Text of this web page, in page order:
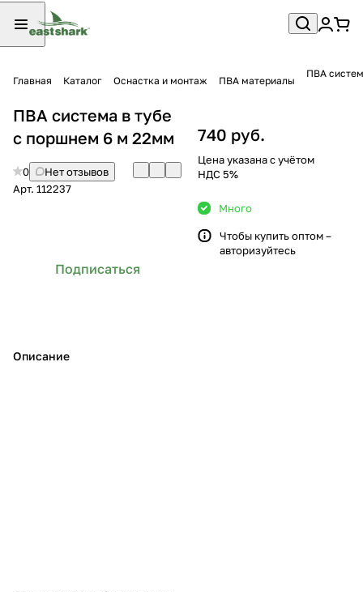
Главная Каталог Оснастка и монтаж ПВА материалы
ПВА
ПВА система в тубе
с поршнем 6 м 22мм
0
Нет отзывов
Арт. 112237
Подписаться
Описание
740 руб.
Цена указана с учётом
НДС 5%
Много
Чтобы купить оптом –
авторизуйтесь